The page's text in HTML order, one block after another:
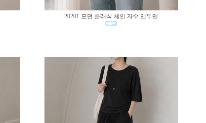
20201-모던 클래식 체인 자수 맨투맨